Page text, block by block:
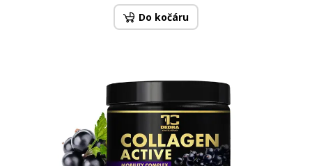
Do kočáru